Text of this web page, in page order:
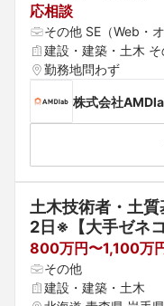
応相談
その他 SE（Web・
建設・建築・土木
勤務地問わず
株式会社
土木技術者・土
2日※【大手ゼネ
の長きにわたり培
技術】平均残業時
800万円〜1,100万
その他
建設・建築・土木